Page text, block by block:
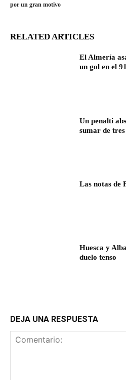
por un gran motivo
RELATED ARTICLES
El Almería
un gol en el
Un penalti
sumar de tres
Las notas de
Huesca y
duelo tenso
DEJA UNA RESPUESTA